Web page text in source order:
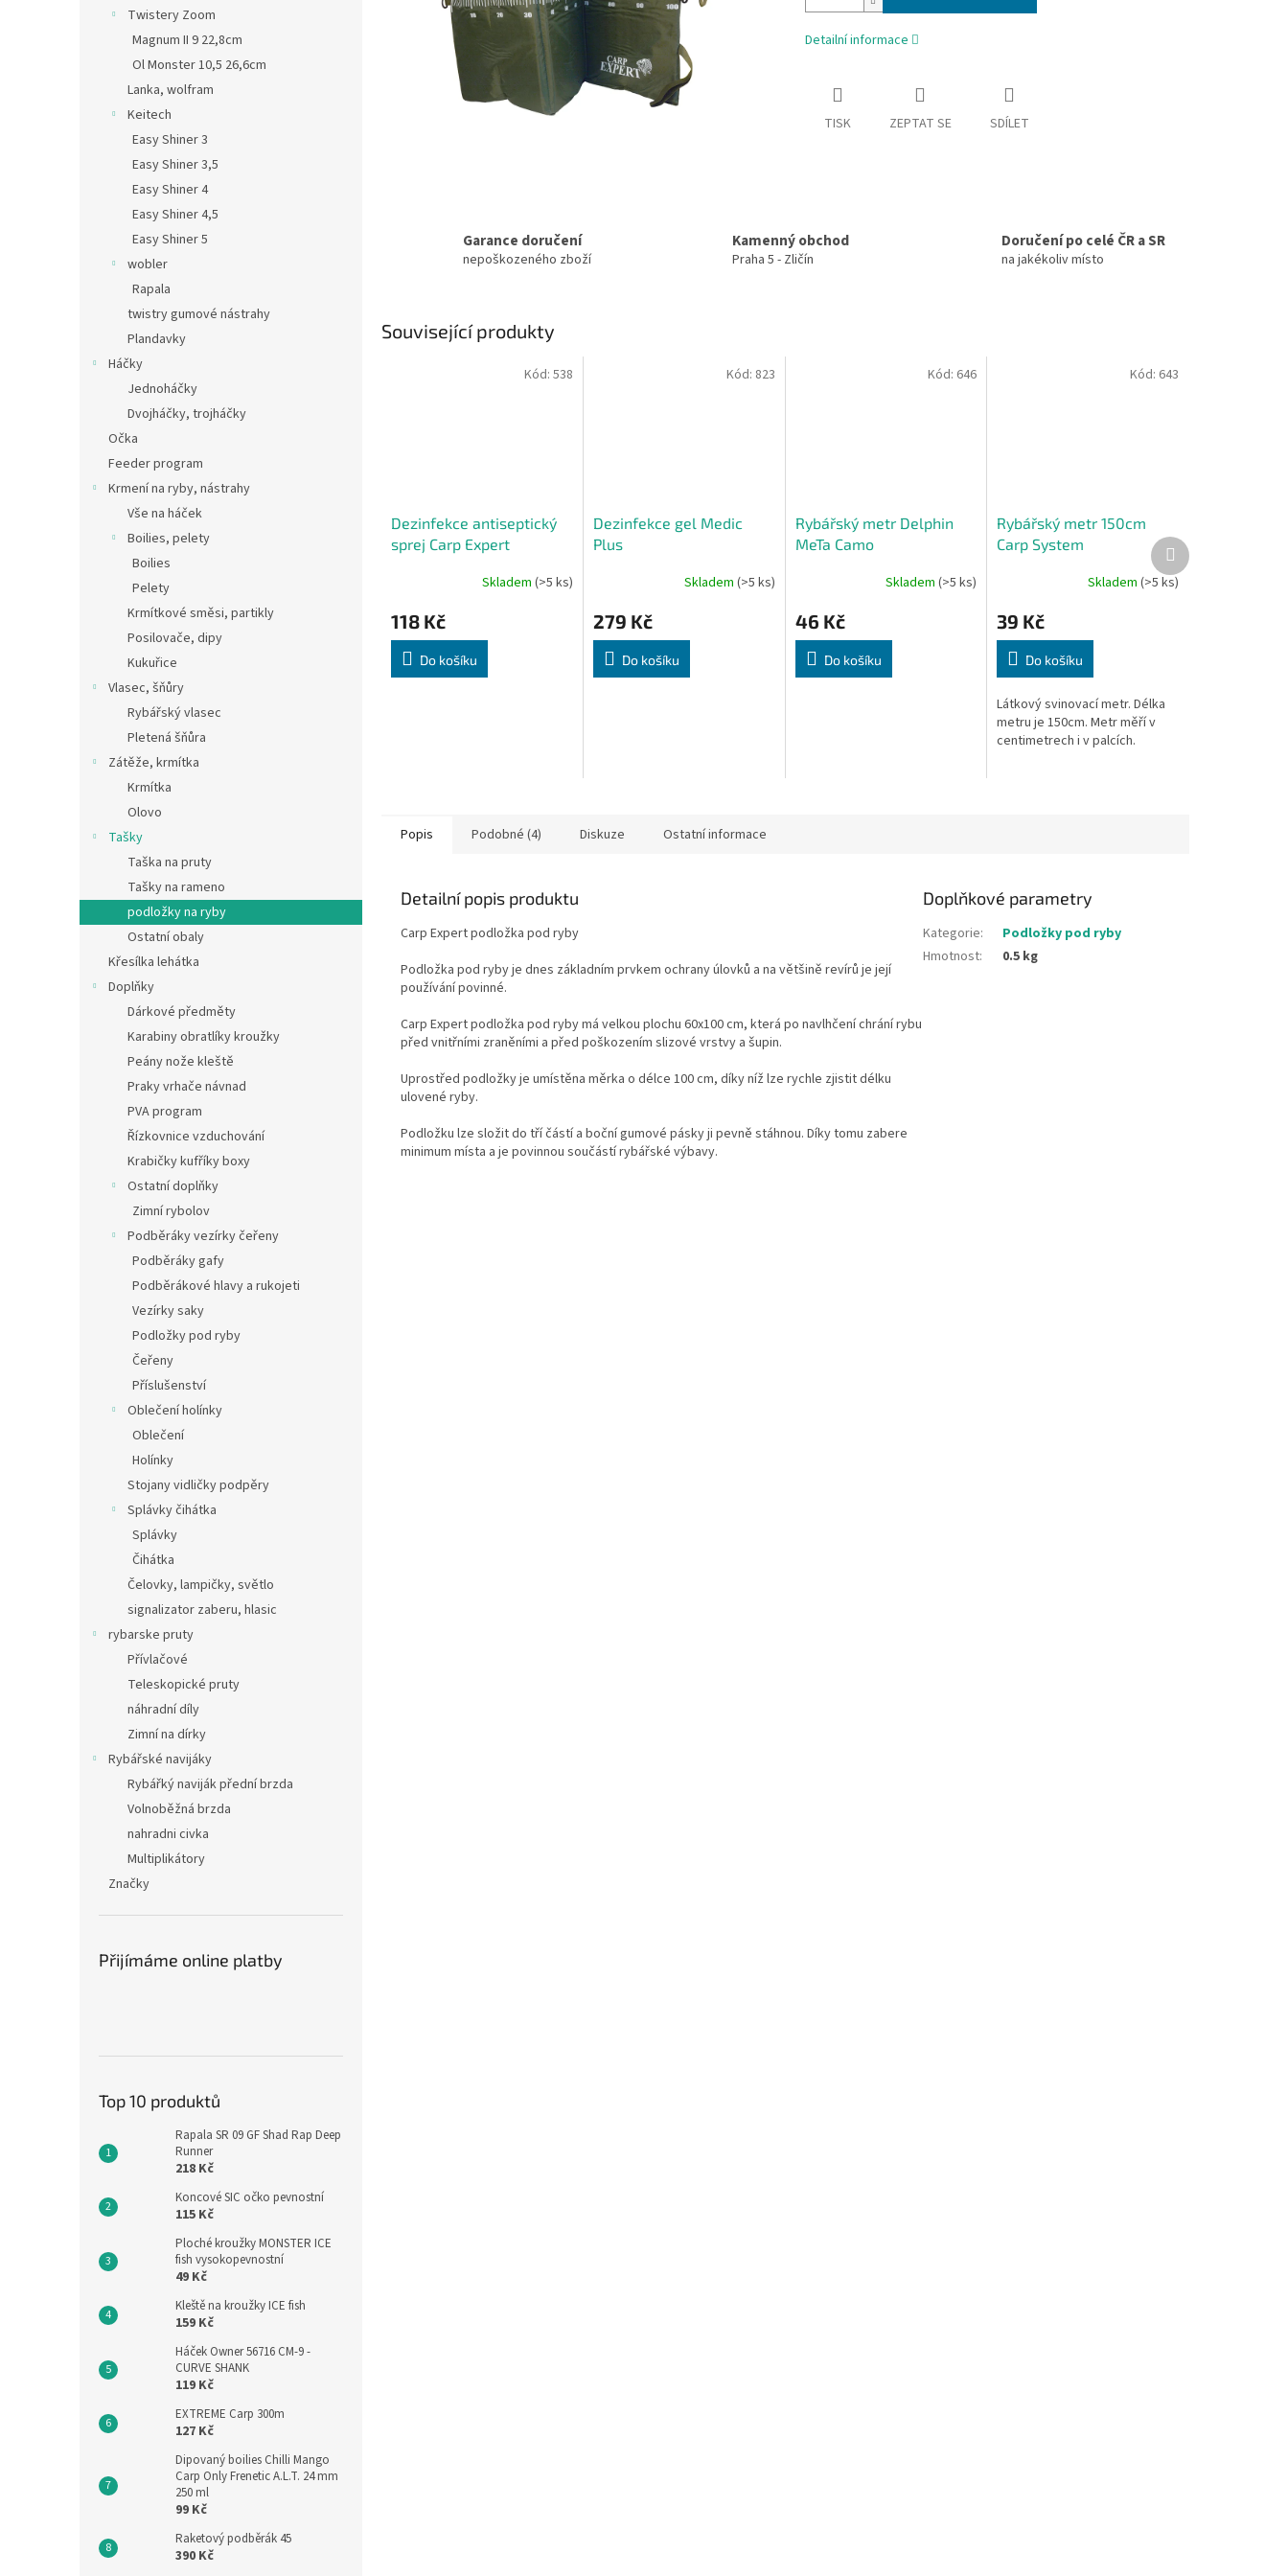
Twistery Zoom
Magnum II 9 22,8cm
Ol Monster 10,5 26,6cm
Lanka, wolfram
Keitech
Easy Shiner 3
Easy Shiner 3,5
Easy Shiner 4
Easy Shiner 4,5
Easy Shiner 5
wobler
Rapala
twistry gumové nástrahy
Plandavky
Háčky
Jednoháčky
Dvojháčky, trojháčky
Očka
Feeder program
Krmení na ryby, nástrahy
Vše na háček
Boilies, pelety
Boilies
Pelety
Krmítkové směsi, partikly
Posilovače, dipy
Kukuřice
Vlasec, šňůry
Rybářský vlasec
Pletená šňůra
Zátěže, krmítka
Krmítka
Olovo
Tašky
Taška na pruty
Tašky na rameno
podložky na ryby
Ostatní obaly
Křesílka lehátka
Doplňky
Dárkové předměty
Karabiny obratlíky kroužky
Peány nože kleště
Praky vrhače návnad
PVA program
Řízkovnice vzduchování
Krabičky kufříky boxy
Ostatní doplňky
Zimní rybolov
Podběráky vezírky čeřeny
Podběráky gafy
Podběrákové hlavy a rukojeti
Vezírky saky
Podložky pod ryby
Čeřeny
Příslušenství
Oblečení holínky
Oblečení
Holínky
Stojany vidličky podpěry
Splávky čihátka
Splávky
Čihátka
Čelovky, lampičky, světlo
signalizator zaberu, hlasic
rybarske pruty
Přívlačové
Teleskopické pruty
náhradní díly
Zimní na dírky
Rybářské navijáky
Rybářký naviják přední brzda
Volnoběžná brzda
nahradni civka
Multiplikátory
Značky
Přijímáme online platby
Top 10 produktů
Rapala SR 09 GF Shad Rap Deep
Runner
218 Kč
Koncové SIC očko pevnostní
115 Kč
Ploché kroužky MONSTER ICE
fish vysokopevnostní
49 Kč
Kleště na kroužky ICE fish
159 Kč
Háček Owner 56716 CM-9 -
CURVE SHANK
119 Kč
EXTREME Carp 300m
127 Kč
Dipovaný boilies Chilli Mango
Carp Only Frenetic A.L.T. 24 mm
250 ml
99 Kč
Raketový podběrák 45
390 Kč
Detailní informace
TISK ZEPTAT SE SDÍLET
Garance doručení
nepoškozeného zboží
Kamenný obchod
Praha 5 - Zličín
Doručení po celé ČR a SR
na jakékoliv místo
Související produkty
Dezinfekce antiseptický
sprej Carp Expert
Skladem (>5 ks)
118 Kč
Do košíku
Kód: 538
Dezinfekce gel Medic
Plus
Skladem (>5 ks)
279 Kč
Do košíku
Kód: 823
Rybářský metr Delphin
MeTa Camo
Skladem(>5 ks)
46 Kč
Do košíku
Kód: 646
Rybářský metr 150cm
Carp System
Skladem (>5 ks)
39 Kč
Do košíku
Látkový svinovací metr. Délka
metru je 150cm. Metr měří v
centimetrech i v palcích.
Kód: 643
Další
produkt
Popis Podobné (4) Diskuze Ostatní informace
Detailní popis produktu
Carp Expert podložka pod ryby
Podložka pod ryby je dnes základním prvkem ochrany úlovků a na většině revírů je její
používání povinné.
Carp Expert podložka pod ryby má velkou plochu 60x100 cm, která po navlhčení chrání rybu
před vnitřními zraněními a před poškozením slizové vrstvy a šupin.
Uprostřed podložky je umístěna měrka o délce 100 cm, díky níž lze rychle zjistit délku
ulovené ryby.
Podložku lze složit do tří částí a boční gumové pásky ji pevně stáhnou. Díky tomu zabere
minimum místa a je povinnou součástí rybářské výbavy.
Doplňkové parametry
Kategorie:
Podložky pod ryby
Hmotnost: 0.5 kg